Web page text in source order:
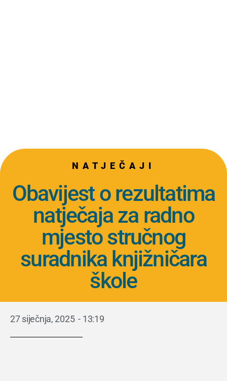
NATJEČAJI
Obavijest o rezultatima
natječaja za radno
mjesto stručnog
suradnika knjižničara
škole
27 siječnja, 2025 - 13:19